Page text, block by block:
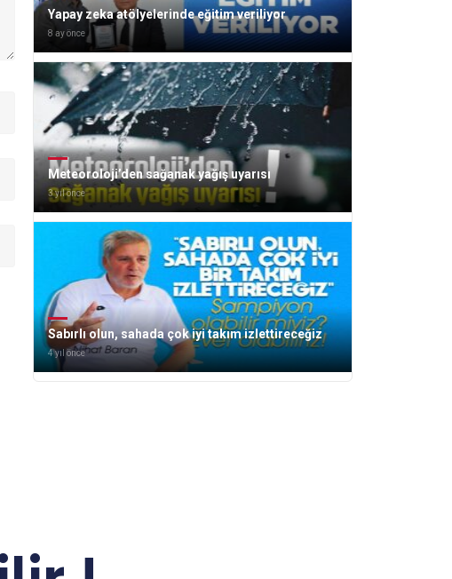
Yapay zeka atölyelerinde eğitim veriliyor
8 ay önce
Meteoroloji’den sağanak yağış uyarısı
3 yıl önce
Sabırlı olun, sahada çok iyi takım izlettireceğiz
4 yıl önce